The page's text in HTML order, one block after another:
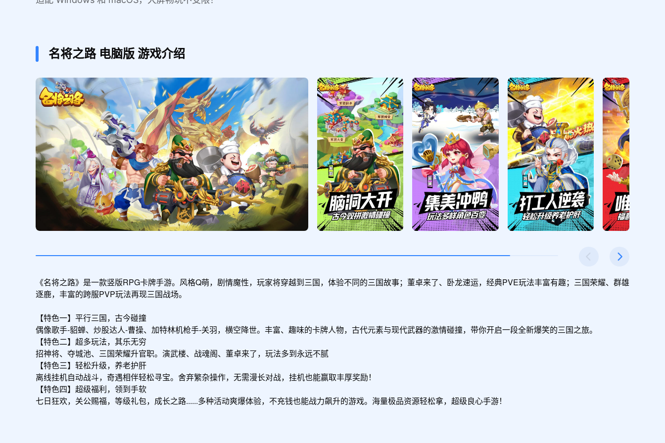
名将之路 电脑版 游戏介绍
《名将之路》是一款竖版RPG卡牌手游。风格Q萌，剧情魔性，玩家将穿越到三国，体验不同的三国故事；董卓来了、卧龙速运，经典PVE玩法丰富有趣；三国荣耀、群雄
逐鹿，丰富的跨服PVP玩法再现三国战场。
【特色一】平行三国，古今碰撞
偶像歌手-貂蝉、炒股达人-曹操、加特林机枪手-关羽，横空降世。丰富、趣味的卡牌人物，古代元素与现代武器的激情碰撞，带你开启一段全新爆笑的三国之旅。
【特色二】超多玩法，其乐无穷
招神将、夺城池、三国荣耀升官职。演武楼、战魂阁、董卓来了，玩法多到永远不腻
【特色三】轻松升级，养老护肝
离线挂机自动战斗，奇遇相伴轻松寻宝。舍弃繁杂操作，无需漫长对战，挂机也能赢取丰厚奖励！
【特色四】超级福利，领到手软
七日狂欢，关公赐福，等级礼包，成长之路......多种活动爽爆体验，不充钱也能战力飙升的游戏。海量极品资源轻松拿，超级良心手游！